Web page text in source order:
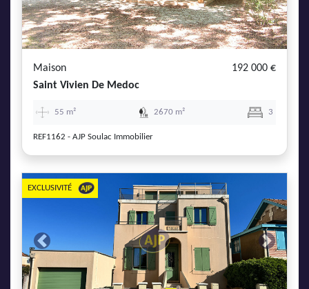
Maison
192 000 €
Saint Vivien De Medoc
55 m² 2670 m² 3
REF1162 - AJP Soulac Immobilier
Previous Next
EXCLUSIVITÉ